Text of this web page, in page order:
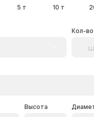
5 т 10 т
Кол-во
Высота